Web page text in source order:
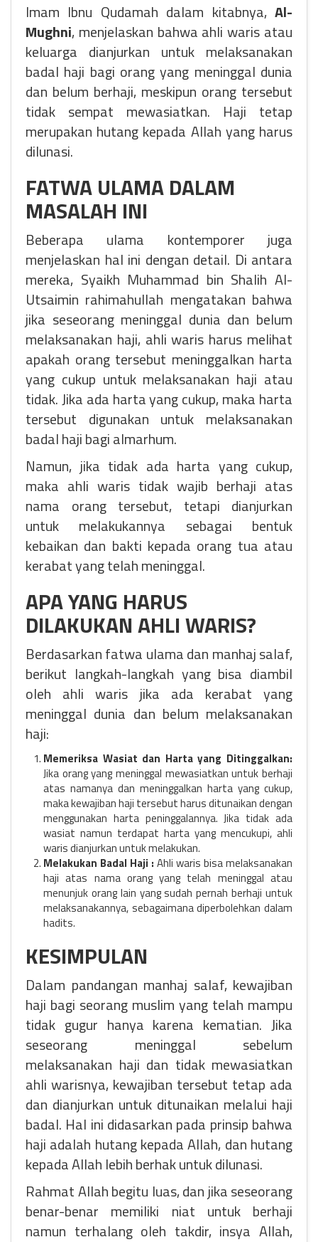
Imam Ibnu Qudamah dalam kitabnya, Al-
Mughni, menjelaskan bahwa ahli waris atau
keluarga dianjurkan untuk melaksanakan
badal haji bagi orang yang meninggal dunia
dan belum berhaji, meskipun orang tersebut
tidak sempat mewasiatkan. Haji tetap
merupakan hutang kepada Allah yang harus
dilunasi.
FATWA ULAMA DALAM
MASALAH INI
Beberapa ulama kontemporer juga
menjelaskan hal ini dengan detail. Di antara
mereka, Syaikh Muhammad bin Shalih Al-
Utsaimin rahimahullah mengatakan bahwa
jika seseorang meninggal dunia dan belum
melaksanakan haji, ahli waris harus melihat
apakah orang tersebut meninggalkan harta
yang cukup untuk melaksanakan haji atau
tidak. Jika ada harta yang cukup, maka harta
tersebut digunakan untuk melaksanakan
badal haji bagi almarhum.
Namun, jika tidak ada harta yang cukup,
maka ahli waris tidak wajib berhaji atas
nama orang tersebut, tetapi dianjurkan
untuk melakukannya sebagai bentuk
kebaikan dan bakti kepada orang tua atau
kerabat yang telah meninggal.
APA YANG HARUS
DILAKUKAN AHLI WARIS?
Berdasarkan fatwa ulama dan manhaj salaf,
berikut langkah-langkah yang bisa diambil
oleh ahli waris jika ada kerabat yang
meninggal dunia dan belum melaksanakan
haji:
Memeriksa Wasiat dan Harta yang Ditinggalkan:
Jika orang yang meninggal mewasiatkan untuk berhaji
atas namanya dan meninggalkan harta yang cukup,
maka kewajiban haji tersebut harus ditunaikan dengan
menggunakan harta peninggalannya. Jika tidak ada
wasiat namun terdapat harta yang mencukupi, ahli
waris dianjurkan untuk melakukan.
Melakukan Badal Haji : Ahli waris bisa melaksanakan
haji atas nama orang yang telah meninggal atau
menunjuk orang lain yang sudah pernah berhaji untuk
melaksanakannya, sebagaimana diperbolehkan dalam
hadits.
KESIMPULAN
Dalam pandangan manhaj salaf, kewajiban
haji bagi seorang muslim yang telah mampu
tidak gugur hanya karena kematian. Jika
seseorang meninggal sebelum
melaksanakan haji dan tidak mewasiatkan
ahli warisnya, kewajiban tersebut tetap ada
dan dianjurkan untuk ditunaikan melalui haji
badal. Hal ini didasarkan pada prinsip bahwa
haji adalah hutang kepada Allah, dan hutang
kepada Allah lebih berhak untuk dilunasi.
Rahmat Allah begitu luas, dan jika seseorang
benar-benar memiliki niat untuk berhaji
namun terhalang oleh takdir, insya Allah,